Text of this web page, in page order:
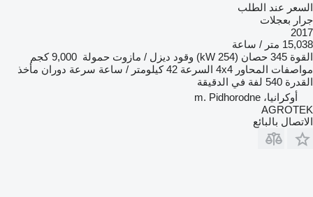
السعر عند الطلب
جرار بعجلات
2017
15,038 متر / ساعة
القوة 345 حصان (254 kW) وقود ديزل / مازوت حمولة 9,000 كجم
مواصفات المحاور 4x4 السرعة 42 كيلومتر / ساعة
سرعة دوران مأخذ
القدرة 540 لفة في الدقيقة
أوكرانيا، m. Pidhorodne
AGROTEK
الاتصال بالبائع